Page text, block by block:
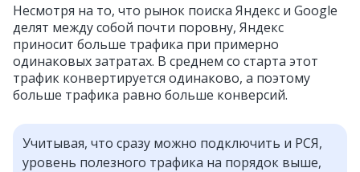
Несмотря на то, что рынок поиска Яндекс и Google
делят между собой почти поровну, Яндекс
приносит больше трафика при примерно
одинаковых затратах. В среднем со старта этот
трафик конвертируется одинаково, а поэтому
больше трафика равно больше конверсий.
Учитывая, что сразу можно подключить и РСЯ,
уровень полезного трафика на порядок выше,